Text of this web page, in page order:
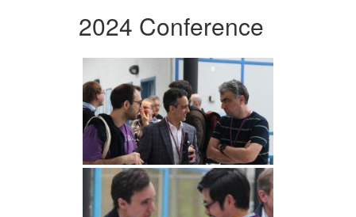
2024 Conference